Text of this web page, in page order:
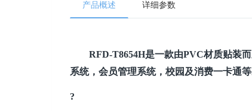
产品概述 详细参数
RFD-T8654H是一款由PVC材质贴装
系统，会员管理系统，校园及消费一卡通
?